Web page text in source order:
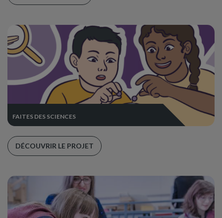
FAITES DES SCIENCES
DÉCOUVRIR LE PROJET